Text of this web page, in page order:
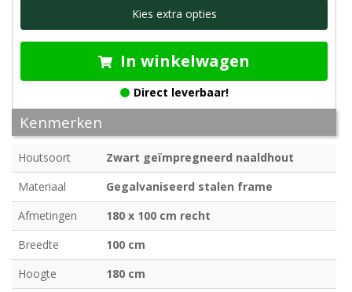
Kies extra opties
In winkelwagen
Direct leverbaar!
Kenmerken
Houtsoort
Zwart geïmpregneerd naaldhout
Materiaal
Gegalvaniseerd stalen frame
Afmetingen
180 x 100 cm recht
Breedte
100 cm
Hoogte
180 cm